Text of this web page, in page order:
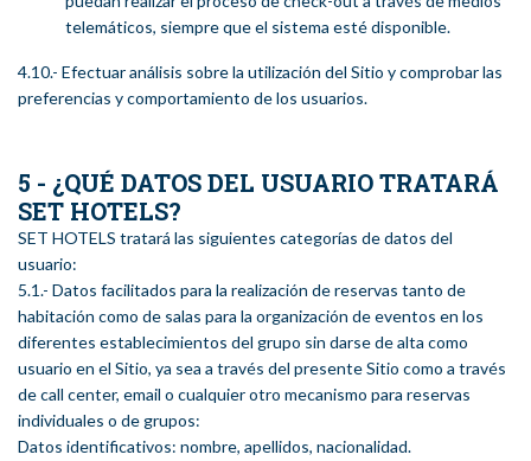
telemáticos, siempre que el sistema esté disponible.
4.10.- Efectuar análisis sobre la utilización del Sitio y comprobar las
preferencias y comportamiento de los usuarios.
5 - ¿QUÉ DATOS DEL USUARIO TRATARÁ
SET HOTELS?
SET HOTELS tratará las siguientes categorías de datos del
usuario:
5.1.- Datos facilitados para la realización de reservas tanto de
habitación como de salas para la organización de eventos en los
diferentes establecimientos del grupo sin darse de alta como
usuario en el Sitio, ya sea a través del presente Sitio como a través
de call center, email o cualquier otro mecanismo para reservas
individuales o de grupos:
Datos identificativos: nombre, apellidos, nacionalidad.